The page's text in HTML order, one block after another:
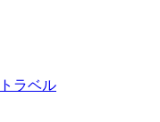
ラベル